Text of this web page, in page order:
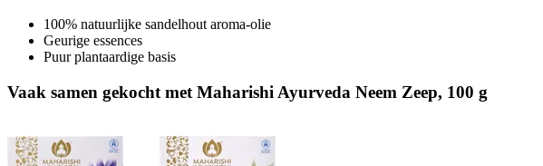
100% natuurlijke sandelhout aroma-olie
Geurige essences
Puur plantaardige basis
Vaak samen gekocht met Maharishi Ayurveda Neem Zeep, 100 g